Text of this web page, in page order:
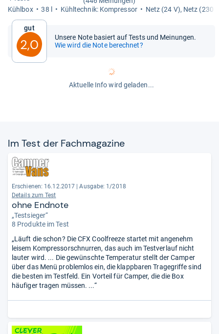
Kühl­box
38 l Kühl­tech­nik: Kom­pres­sor Netz (24 V), Netz (230
Gut
2,0
Unsere Note basiert auf Tests und Meinungen.
Wie wird die Note berechnet?
Aktuelle Info wird geladen...
Im Test der Fach­ma­ga­zine
Erschienen: 16.12.2017
Ausgabe: 1/2018
Details zum Test
ohne Endnote
„Testsieger“
8 Produkte im Test
„Läuft die schon? Die CFX Coolfreeze startet mit angenehm
leisem Kompressorschnurren, das auch im Testverlauf nicht
lauter wird. ... Die gewünschte Temperatur stellt der Camper
über das Menü problemlos ein, die klappbaren Tragegriffe sind
die besten im Testfeld. Ein Vorteil für Camper, die die Box
häufiger tragen müssen. ...“